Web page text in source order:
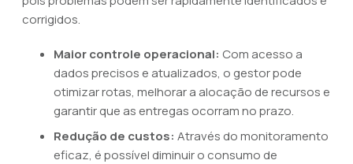
corrigidos.
Maior controle operacional: Com acesso a
dados precisos e atualizados, o gestor pode
otimizar rotas, melhorar a alocação de recursos e
garantir que as entregas ocorram no prazo.
Redução de custos: Através do monitoramento
eficaz, é possível diminuir o consumo de